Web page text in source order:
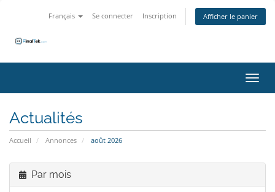
Français Se connecter Inscription Afficher le panier
Actualités
Accueil Annonces août 2026
Par mois